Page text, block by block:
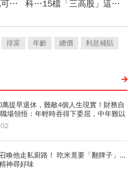
排富 年齡 總價 利息補貼
提早退休，難敵4個人生現實！財務自
場領悟：年輕時吞得下委屈，中年難以
喚他走私廚路！ 吃米竟要「翻牌子」...
神尋好味